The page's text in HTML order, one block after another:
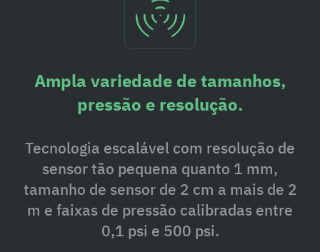
Ampla variedade de tamanhos,
pressão e resolução.
Tecnologia escalável com resolução de
sensor tão pequena quanto 1 mm,
tamanho de sensor de 2 cm a mais de 2
m e faixas de pressão calibradas entre
0,1 psi e 500 psi.